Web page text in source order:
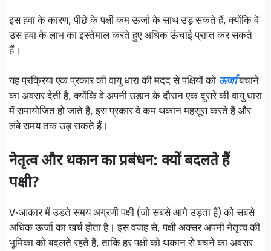
इस हवा के कारण, पीछे के पक्षी कम ऊर्जा के साथ उड़ सकते हैं, क्योंकि वे
उस हवा के लाभ का इस्तेमाल करते हुए अधिक ऊंचाई प्राप्त कर सकते
हैं।
यह प्रक्रिया एक प्रकार की वायु धारा की मदद से पक्षियों को ऊर्जाबचाने
का अवसर देती है, क्योंकि वे अपनी उड़ान के दौरान एक दूसरे की वायु धारा
में समायोजित हो जाते हैं, इस प्रकार वे कम थकान महसूस करते हैं और
लंबे समय तक उड़ सकते हैं।
नेतृत्व और थकान का प्रबंधन: क्यों बदलते हैं
पक्षी?
V-आकार में उड़ते समय अग्रणी पक्षी (जो सबसे आगे उड़ता है) को सबसे
अधिक ऊर्जा का खर्च होता है। इस वजह से, पक्षी अक्सर अपनी नेतृत्व की
भूमिका को बदलते रहते हैं, ताकि हर पक्षी को थकान से बचने का अवसर